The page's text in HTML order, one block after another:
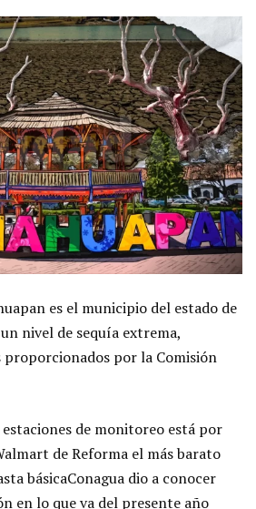
es el municipio del estado de
nivel de sequía extrema,
por la Comisión
de monitoreo está por
de Reforma el más barato
básicaConagua dio a conocer
en lo que va del presente año